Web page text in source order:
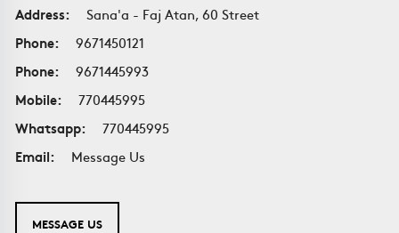
Address:
Sana'a - Faj Atan, 60 Street
Phone:
9671450121
Phone:
9671445993
Mobile:
770445995
Whatsapp:
770445995
Email:
Message Us
MESSAGE US